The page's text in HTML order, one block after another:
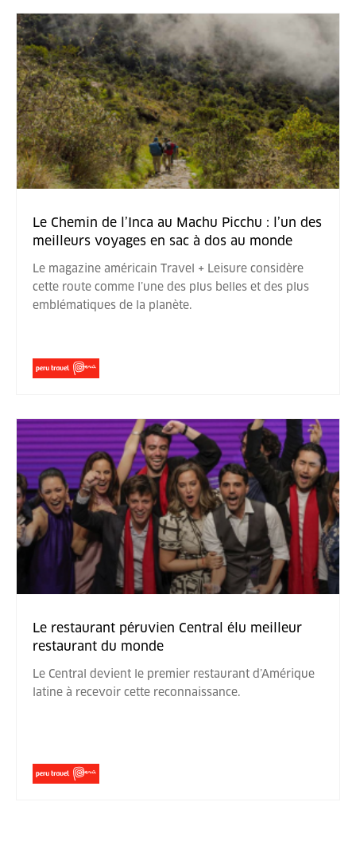
Le Chemin de l’Inca au Machu Picchu : l’un des
meilleurs voyages en sac à dos au monde
Le magazine américain Travel + Leisure considère
cette route comme l’une des plus belles et des plus
emblématiques de la planète.
Le restaurant péruvien Central élu meilleur
restaurant du monde
Le Central devient le premier restaurant d’Amérique
latine à recevoir cette reconnaissance.